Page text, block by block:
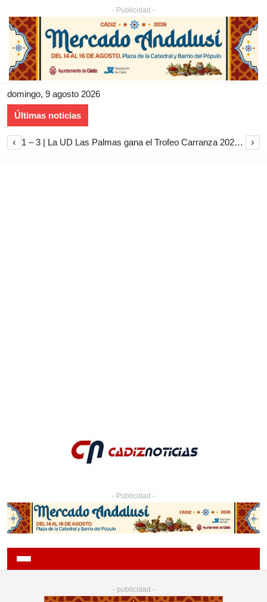
- Publicidad -
domingo, 9 agosto 2026
Últimas noticias
‹ 1 – 3 | La UD Las Palmas gana el Trofeo Carranza 2026 tras imponerse al Cádiz CF ›
- Publicidad -
- publicidad -